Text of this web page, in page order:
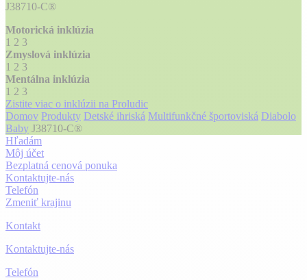
J38710-C®
Motorická inklúzia
1 2 3
Zmyslová inklúzia
1 2 3
Mentálna inklúzia
1 2 3
Zistite viac o inklúzii na Proludic
Domov Produkty Detské ihriská Multifunkčné športoviská Diabolo
Baby J38710-C®
Hľadám
Môj účet
Bezplatná cenová ponuka
Kontaktujte-nás
Telefón
Zmeniť krajinu
Kontakt
Kontaktujte-nás
Telefón